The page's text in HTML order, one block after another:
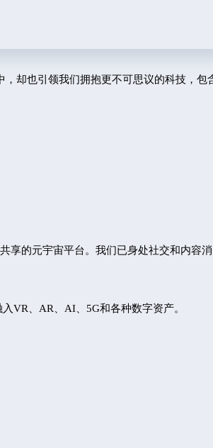
却也引领我们拥抱更不可思议的科技，
享的元宇宙平台。 我们已身处社交和内容
VR、AR、AI、5G和各种数字资产。